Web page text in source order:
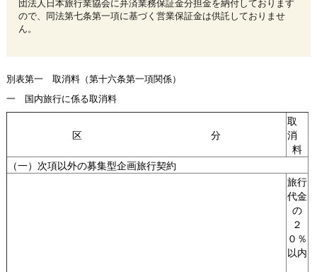
団法人日本旅行業協会に弁済業務保証金分担金を納付しております
ので、同法第七条第一項に基づく営業保証金は供託しておりませ
ん。
別表第一 取消料（第十六条第一項関係）
一 国内旅行に係る取消料
区 分
取
消
料
（一）次項以外の募集型企画旅行契約
旅行
代金
の
２
０％
以内